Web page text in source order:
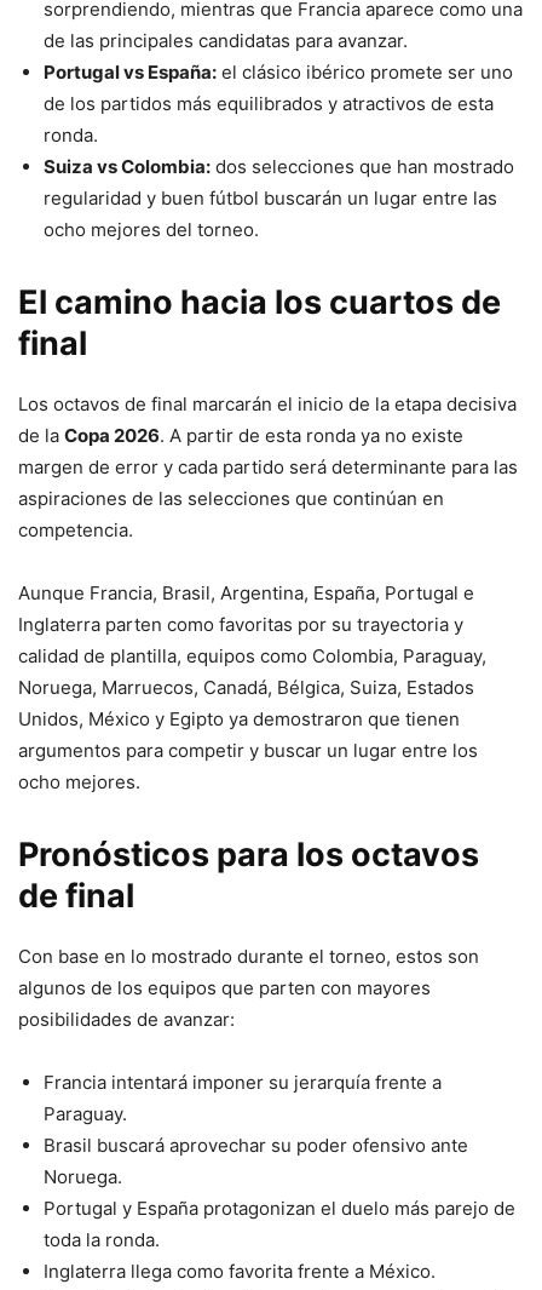
sorprendiendo, mientras que Francia aparece como una
de las principales candidatas para avanzar.
Portugal vs España: el clásico ibérico promete ser uno
de los partidos más equilibrados y atractivos de esta
ronda.
Suiza vs Colombia: dos selecciones que han mostrado
regularidad y buen fútbol buscarán un lugar entre las
ocho mejores del torneo.
El camino hacia los cuartos de
final
Los octavos de final marcarán el inicio de la etapa decisiva
de la Copa 2026. A partir de esta ronda ya no existe
margen de error y cada partido será determinante para las
aspiraciones de las selecciones que continúan en
competencia.
Aunque Francia, Brasil, Argentina, España, Portugal e
Inglaterra parten como favoritas por su trayectoria y
calidad de plantilla, equipos como Colombia, Paraguay,
Noruega, Marruecos, Canadá, Bélgica, Suiza, Estados
Unidos, México y Egipto ya demostraron que tienen
argumentos para competir y buscar un lugar entre los
ocho mejores.
Pronósticos para los octavos
de final
Con base en lo mostrado durante el torneo, estos son
algunos de los equipos que parten con mayores
posibilidades de avanzar:
Francia intentará imponer su jerarquía frente a
Paraguay.
Brasil buscará aprovechar su poder ofensivo ante
Noruega.
Portugal y España protagonizan el duelo más parejo de
toda la ronda.
Inglaterra llega como favorita frente a México.